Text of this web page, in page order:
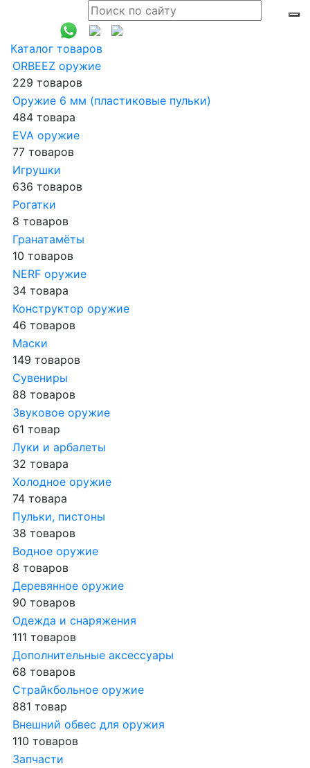
Каталог товаров
ORBEEZ оружие
229 товаров
Оружие 6 мм (пластиковые пульки)
484 товара
EVA оружие
77 товаров
Игрушки
636 товаров
Рогатки
8 товаров
Гранатамёты
10 товаров
NERF оружие
34 товара
Конструктор оружие
46 товаров
Маски
149 товаров
Сувениры
88 товаров
Звуковое оружие
61 товар
Луки и арбалеты
32 товара
Холодное оружие
74 товара
Пульки, пистоны
38 товаров
Водное оружие
8 товаров
Деревянное оружие
90 товаров
Одежда и снаряжения
111 товаров
Дополнительные аксессуары
68 товаров
Страйкбольное оружие
881 товар
Внешний обвес для оружия
110 товаров
Запчасти